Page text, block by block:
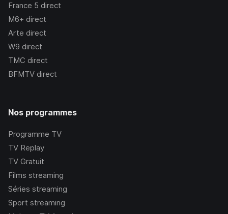
France 5 direct
M6+ direct
Arte direct
W9 direct
TMC direct
BFMTV direct
Nos programmes
Programme TV
TV Replay
TV Gratuit
Films streaming
Séries streaming
Sport streaming